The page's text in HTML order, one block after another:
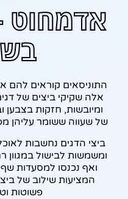
אדמחוט
התוניסאים קוראים להם
אלה שקיקי ביצים של
ומיובשות, חזקות בצבען
של שעווה ששומר עליהן
ביצי הדגים נחשבות
ומשמשות לבישול
ואף נכנסו למסעדות
המציעות שילוב של
פשוטות